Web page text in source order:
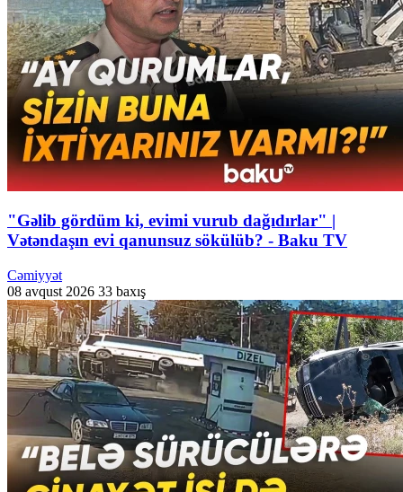
"Gəlib gördüm ki, evimi vurub dağıdırlar" |
Vətəndaşın evi qanunsuz sökülüb? - Baku TV
Cəmiyyət
08 avqust 2026 33 baxış